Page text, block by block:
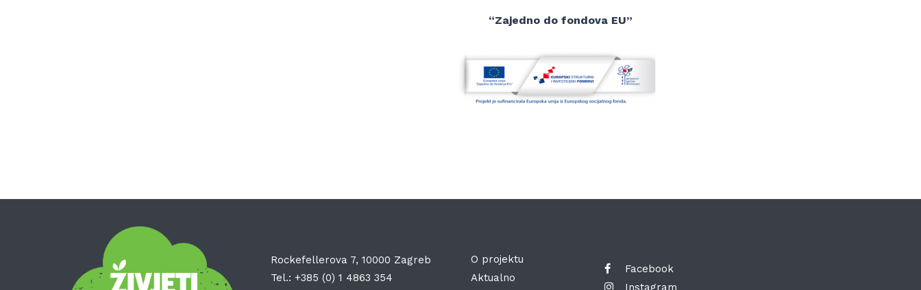
“Zajedno do fondova EU”
Rockefellerova 7, 10000 Zagreb
Tel.: +385 (0) 1 4863 354
O projektu
Aktualno
Facebook
Instagram